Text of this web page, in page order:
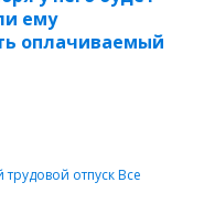
ему
оплачиваемый
отпускВсе